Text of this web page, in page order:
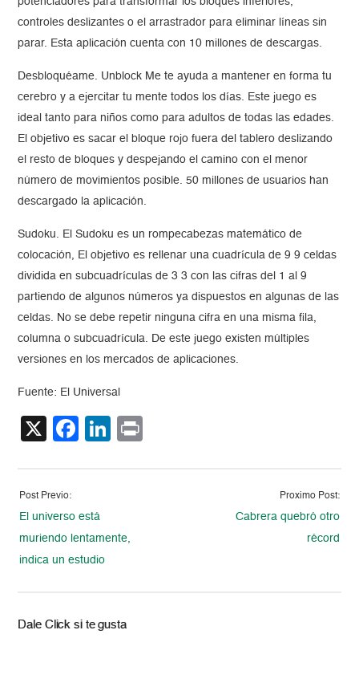
controles deslizantes o el arrastrador para eliminar líneas sin
parar. Esta aplicación cuenta con 10 millones de descargas.
Desbloquéame. Unblock Me te ayuda a mantener en forma tu
cerebro y a ejercitar tu mente todos los días. Este juego es
ideal tanto para niños como para adultos de todas las edades.
El objetivo es sacar el bloque rojo fuera del tablero deslizando
el resto de bloques y despejando el camino con el menor
número de movimientos posible. 50 millones de usuarios han
descargado la aplicación.
Sudoku. El Sudoku es un rompecabezas matemático de
colocación, El objetivo es rellenar una cuadrícula de 9 9 celdas
dividida en subcuadrículas de 3 3 con las cifras del 1 al 9
partiendo de algunos números ya dispuestos en algunas de las
celdas. No se debe repetir ninguna cifra en una misma fila,
columna o subcuadrícula. De este juego existen múltiples
versiones en los mercados de aplicaciones.
Fuente: El Universal
X Facebook
LinkedIn
Post Previo:
El universo está
muriendo lentamente,
indica un estudio
Proximo Post:
Cabrera quebró otro
récord
Dale Click si te gusta